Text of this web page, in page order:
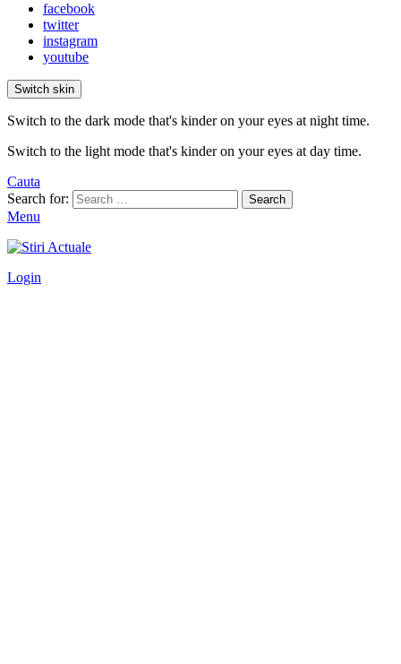
facebook
twitter
instagram
youtube
Switch skin
Switch to the dark mode that's kinder on your eyes at night time.
Switch to the light mode that's kinder on your eyes at day time.
Cauta
Search for:
Search
Menu
Login